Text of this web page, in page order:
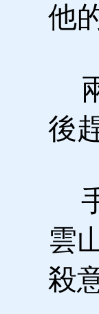
他
後
雲
殺